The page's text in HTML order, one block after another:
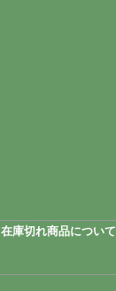
在庫切れ商品について